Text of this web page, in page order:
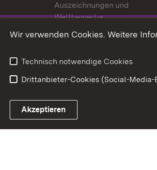
Auszeichnungen und
Wettbewerbe
Link zum Landesportal
Wir verwenden Cookies. Weitere
Technisch notwendige Cookies
Drittanbieter-Cookies (Social-
Akzeptieren